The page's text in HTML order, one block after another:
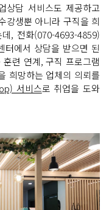
상담 서비스도 제공하고
강생뿐 아니라 구직을 희
, 전화(070-4693-4859)
터에서 상담을 받으면 된
련 연계, 구직 프로그램
희망하는 업체의 의뢰를
서비스로 취업을 도와